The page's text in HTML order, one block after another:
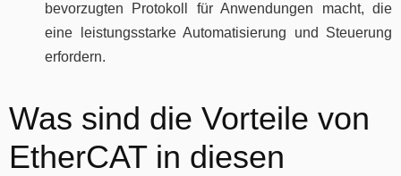
bevorzugten Protokoll für Anwendungen macht, die
eine leistungsstarke Automatisierung und Steuerung
erfordern.
Was sind die Vorteile von
EtherCAT in diesen